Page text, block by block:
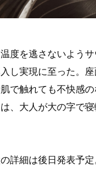
度を逃さないよう
し実現に至った。
で触れても不快感
、大人が大の字で
詳細は後日発表予